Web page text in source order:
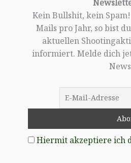
Kein Bullshit, kein
Mails pro Jahr, so bist
aktuellen
informiert. Melde dich
Hiermit akzeptiere ich